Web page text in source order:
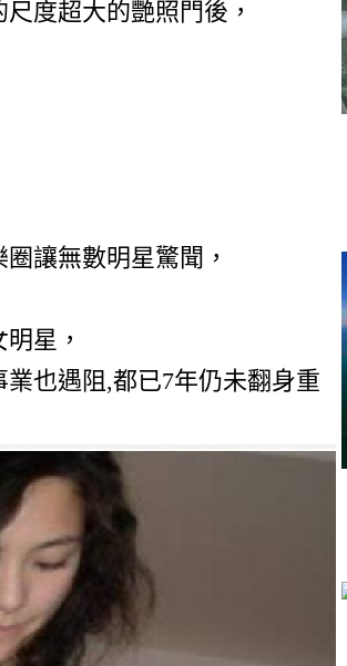
度超大的艷照門後，
讓無數明星驚聞，
星，
也遇阻,都已7年仍未翻身重